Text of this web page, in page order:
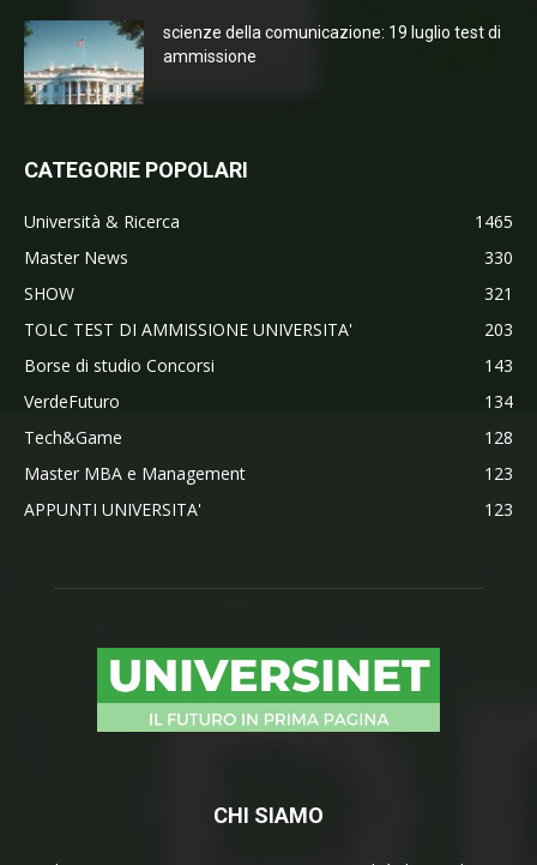
scienze della comunicazione: 19 luglio test di
ammissione
CATEGORIE POPOLARI
Università & Ricerca
1465
Master News
330
SHOW
321
TOLC TEST DI AMMISSIONE UNIVERSITA'
203
Borse di studio Concorsi
143
VerdeFuturo
134
Tech&Game
128
Master MBA e Management
123
APPUNTI UNIVERSITA'
123
CHI SIAMO